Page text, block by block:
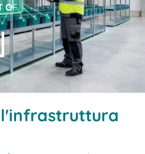
OF